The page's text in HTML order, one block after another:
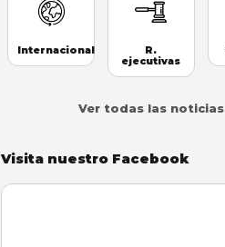
Internacional
R.
ejecutivas
Ver todas las noticias
Visita nuestro Facebook